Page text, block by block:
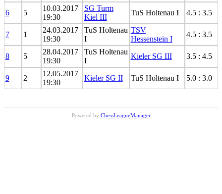
6 5
10.03.2017
19:30
SG Turm
Kiel III
TuS Holtenau I 4.5 : 3.5
7 1
24.03.2017
19:30
TuS Holtenau
I
TSV
Hessenstein I
4.5 : 3.5
8 5
28.04.2017
19:30
TuS Holtenau
I
Kieler SG III 3.5 : 4.5
9 2
12.05.2017
19:30
Kieler SG II TuS Holtenau I 5.0 : 3.0
Powered by ChessLeagueManager